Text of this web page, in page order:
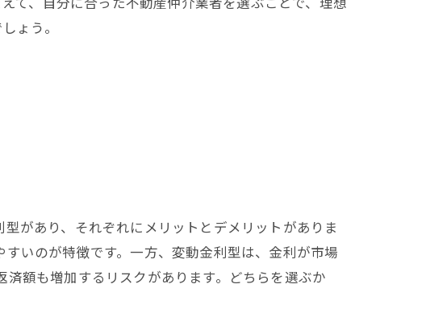
ょう。
があり、それぞれにメリットとデメリットがありま
いのが特徴です。一方、変動金利型は、金利が市場
額も増加するリスクがあります。どちらを選ぶか